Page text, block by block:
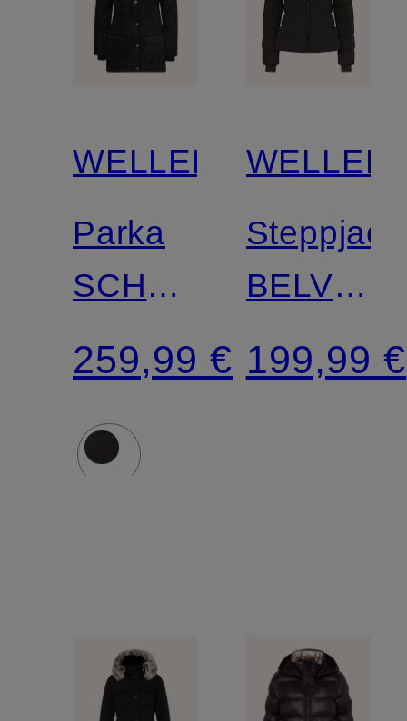
WELLENSTEYN
Parka
SCHNEEZAUBER
mit
abnehmbarem
Kunstfell
259,99 €
SHORT
mit
199,99 €